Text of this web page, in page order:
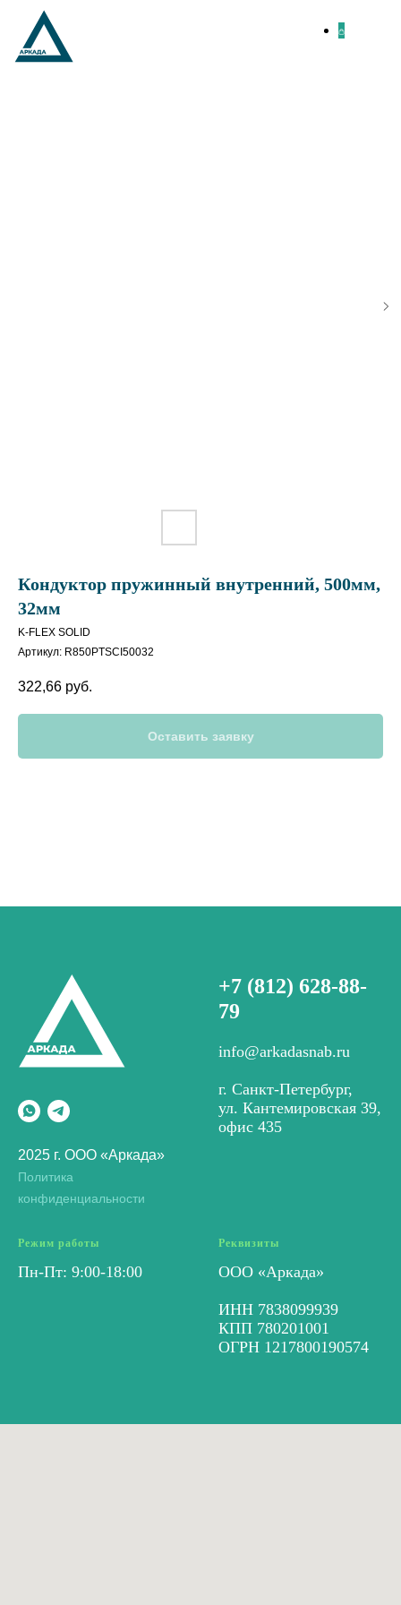
Кондуктор пружинный внутренний, 500мм,
32мм
K-FLEX SOLID
Артикул: R850PTSCI50032
322,66 руб.
Оставить заявку
2025 г. ООО «Аркада»
Политика
конфиденциальности
+7 (812) 628-88-
79
info@arkadasnab.ru
г. Санкт-Петербург,
ул. Кантемировская 39,
офис 435
Режим работы
Пн-Пт: 9:00-18:00
Реквизиты
ООО «Аркада»
ИНН 7838099939
КПП 780201001
ОГРН 1217800190574